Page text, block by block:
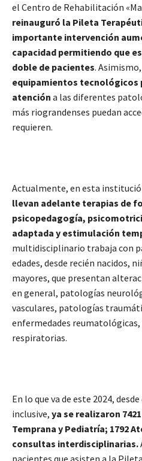
el Centro de Rehabilitación
reinauguró la Pileta
importante intervención
capacidad permitiendo que
doble de pacientes. Asimismo,
equipamientos tecnológicos
atención a las diferentes
más riograndenses puedan
requieren.
Actualmente, en esta
llevan adelante terapias de
psicopedagogía,
adaptada y estimulación
multidisciplinario trabaja con
edades, desde recién nacidos,
mayores, que presentan
en general, patologías
vasculares, patologías
enfermedades reumatológicas,
respiratorias.
En lo que va de este 2024,
inclusive, ya se realizaron
Temprana y Pediatría; 1792
consultas interdisciplinarias.
pacientes que asisten a la